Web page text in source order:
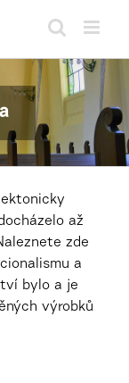
až
zde
a
bylo a je
výrobků